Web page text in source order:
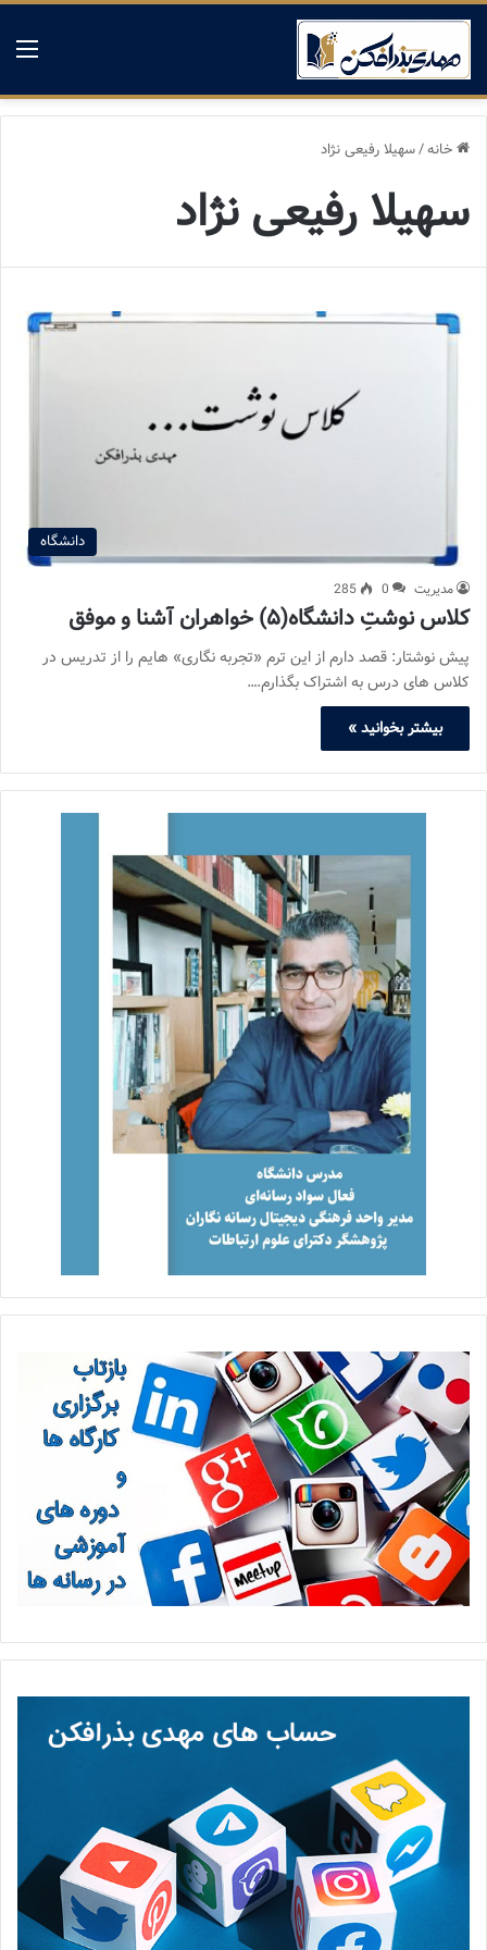
خانه/سهیلا رفیعی نژاد
سهیلا رفیعی نژاد
دانشگاه
مدیریت 0
285
کلاس نوشتِ دانشگاه(۵) خواهران آشنا و موفق
پیش نوشتار: قصد دارم از این ترم «تجربه نگاری» هایم را از تدریس در
کلاس های درس به اشتراک بگذارم.…
بیشتر بخوانید »